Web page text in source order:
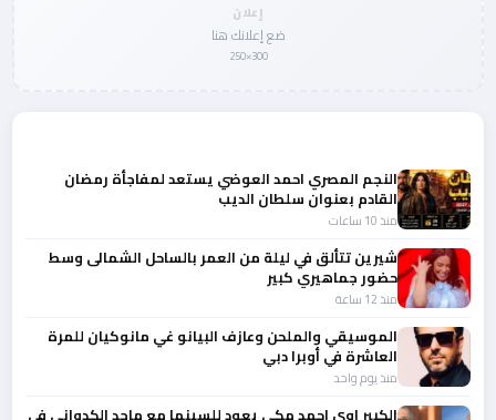
إعلان
ضع إعلانك هنا
300×250
النجم المصري احمد العوضي يستعد لمفاجأة رمضان
القادم بعنوان سلطان الديب
منذ 10 ساعات
شيرين تتألق في ليلة من العمر بالساحل الشمالى وسط
حضور جماهيري كبير
منذ 12 ساعة
الموسيقي والملحن وعازف البيانو غي مانوكيان للمرة
العاشرة في أوبرا دبي
منذ يوم واحد